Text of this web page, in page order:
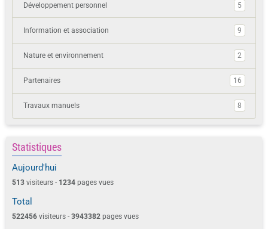
Développement personnel 5
Information et association 9
Nature et environnement 2
Partenaires 16
Travaux manuels 8
Statistiques
Aujourd'hui
513 visiteurs - 1234 pages vues
Total
522456 visiteurs - 3943382 pages vues